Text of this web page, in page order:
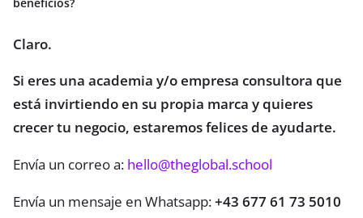
beneficios?
Claro.
Si eres una academia y/o empresa consultora que
está invirtiendo en su propia marca y quieres
crecer tu negocio, estaremos felices de ayudarte.
Envía un correo a: hello@theglobal.school
Envía un mensaje en Whatsapp:+43 677 61 73 5010